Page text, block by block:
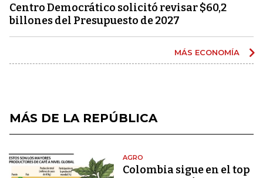
Centro Democrático solicitó revisar $60,2
billones del Presupuesto de 2027
MÁS ECONOMÍA
MÁS DE LA REPÚBLICA
AGRO
Colombia sigue en el top